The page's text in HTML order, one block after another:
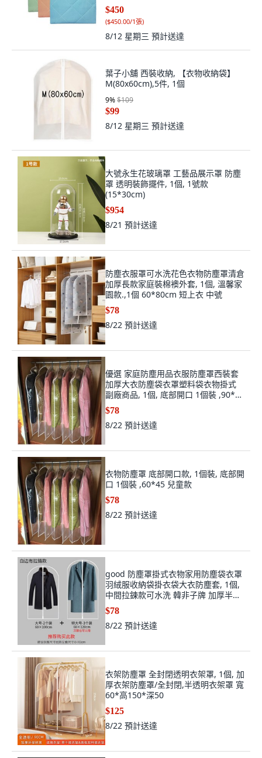
$450
($450.00/1張)
8/12 星期三 預計送達
葉子小舖 西裝收納, 【衣物收納袋】
M(80x60cm),5件, 1個
9%$109
$99
8/12 星期三 預計送達
大號永生花玻璃罩 工藝品展示罩 防塵
罩 透明裝飾擺件, 1個, 1號款
(15*30cm)
$954
8/21 預計送達
防塵衣服罩可水洗花色衣物防塵罩清倉
加厚長款家庭裝棉襖外套, 1個, 溫馨家
園款.,1個 60*80cm 短上衣 中號
$78
8/22 預計送達
優選 家庭防塵用品衣服防塵罩西裝套
加厚大衣防塵袋衣罩塑料袋衣物掛式
副廠商品, 1個, 底部開口 1個裝 ,90*60
小號 常規款
$78
8/22 預計送達
衣物防塵罩 底部開口款, 1個裝, 底部開
口 1個裝 ,60*45 兒童款
$78
8/22 預計送達
good 防塵罩掛式衣物家用防塵袋衣罩
羽絨服收納袋掛衣袋大衣防塵套, 1個,
中間拉鍊款可水洗 韓非子牌 加厚半
透,1箇中號底部開口適合短款上衣
60*80
$78
8/22 預計送達
衣架防塵罩 全封閉透明衣架罩, 1個, 加
厚衣架防塵罩/全封閉,半透明衣架罩 寬
60*高150*深50
$125
8/22 預計送達